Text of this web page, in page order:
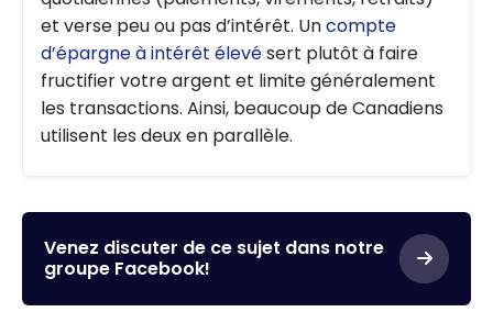
et verse peu ou pas d’intérêt. Uncompte
d’épargne à intérêt élevésert plutôt à faire
fructifier votre argent et limite généralement
les transactions. Ainsi, beaucoup de Canadiens
utilisent les deux en parallèle.
Venez discuter de ce sujet dans notre
groupe Facebook!